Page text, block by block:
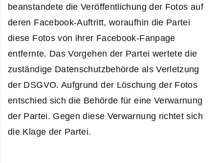
beanstandete die Veröffentlichung der Fotos auf
deren Facebook-Auftritt, woraufhin die Partei
diese Fotos von ihrer Facebook-Fanpage
entfernte. Das Vorgehen der Partei wertete die
zuständige Datenschutzbehörde als Verletzung
der DSGVO. Aufgrund der Löschung der Fotos
entschied sich die Behörde für eine Verwarnung
der Partei. Gegen diese Verwarnung richtet sich
die Klage der Partei.